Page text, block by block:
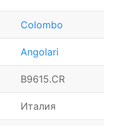
Colombo
Angolari
B9615.CR
Италия